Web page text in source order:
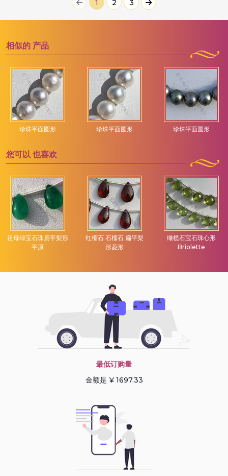
1 2 3
相似的 产品
珍珠平面圆形 珍珠平面圆形 珍珠平面圆形
您可以 也喜欢
祖母绿宝石珠扁平梨形
平原
红榴石 石榴石 扁平梨
形菱形
橄榄石宝石珠心形
Briolette
最低订购量
金额是 ¥ 1697.33